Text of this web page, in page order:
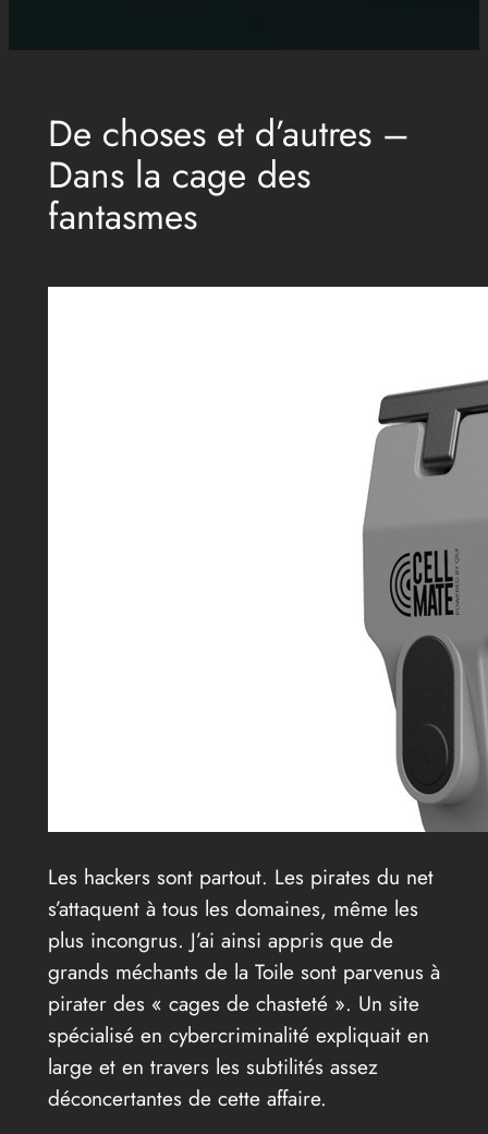
De choses et d’autres –
Dans la cage des
fantasmes
Les hackers sont partout. Les pirates du net
s’attaquent à tous les domaines, même les
plus incongrus. J’ai ainsi appris que de
grands méchants de la Toile sont parvenus à
pirater des « cages de chasteté ». Un site
spécialisé en cybercriminalité expliquait en
large et en travers les subtilités assez
déconcertantes de cette affaire.